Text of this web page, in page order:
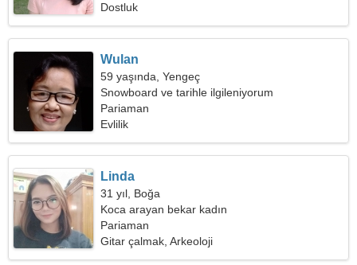
Dostluk
Wulan
59 yaşında, Yengeç
Snowboard ve tarihle ilgileniyorum
Pariaman
Evlilik
Linda
31 yıl, Boğa
Koca arayan bekar kadın
Pariaman
Gitar çalmak, Arkeoloji